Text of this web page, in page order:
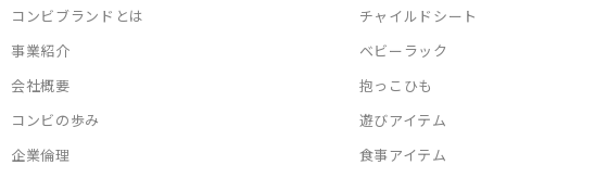
コンビブランドとは
事業紹介
会社概要
コンビの歩み
企業倫理
チャイルドシート
ベビーラック
抱っこひも
遊びアイテム
食事アイテム